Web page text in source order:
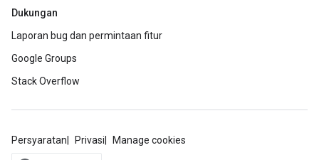
Dukungan
Laporan bug dan permintaan fitur
Google Groups
Stack Overflow
Persyaratan Privasi Manage cookies